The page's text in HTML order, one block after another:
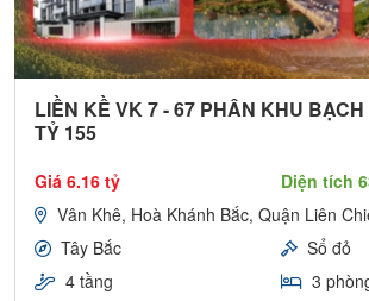
LIỀN KỀ VK 7 - 67 PHÂN KHU BẠCH
TỶ 155
Giá 6.16 tỷ Diện tích
Vân Khê, Hoà Khánh Bắc, Quận Liên
Tây Bắc
Sổ đỏ
4 tầng
3